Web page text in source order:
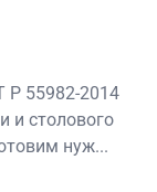
Р 55982-2014
и столового
нуж...